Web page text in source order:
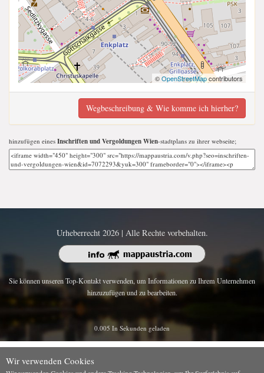
©OpenStreetMapcontributors
Wegbeschreibung & Wie komme ich hierher?
hinzufügen eines Inschriften und Vergoldungen Wien-stadtplans zu ihrer webseite;
Urheberrecht 2026 | Alle Rechte vorbehalten.
Sie können unseren Top-Kontakt verwenden, um Informationen zu Ihrem Unternehmen
hinzuzufügen und zu bearbeiten.
0.005 In Sekunden geladen
Wir verwenden Cookies